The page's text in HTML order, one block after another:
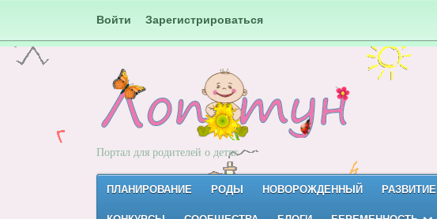
Войти Зарегистрироваться
Портал для родителей о детях
ПЛАНИРОВАНИЕ РОДЫ НОВОРОЖДЕННЫЙ РАЗВИТИЕ